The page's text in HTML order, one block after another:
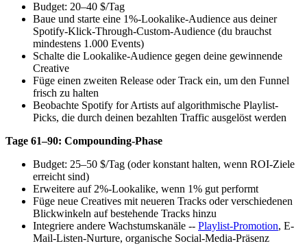
Budget: 20–40 $/Tag
Baue und starte eine 1%-Lookalike-Audience aus deiner
Spotify-Klick-Through-Custom-Audience (du brauchst
mindestens 1.000 Events)
Schalte die Lookalike-Audience gegen deine gewinnende
Creative
Füge einen zweiten Release oder Track ein, um den Funnel
frisch zu halten
Beobachte Spotify for Artists auf algorithmische Playlist-
Picks, die durch deinen bezahlten Traffic ausgelöst werden
Tage 61–90: Compounding-Phase
Budget: 25–50 $/Tag (oder konstant halten, wenn ROI-Ziele
erreicht sind)
Erweitere auf 2%-Lookalike, wenn 1% gut performt
Füge neue Creatives mit neueren Tracks oder verschiedenen
Blickwinkeln auf bestehende Tracks hinzu
Integriere andere Wachstumskanäle -- Playlist-Promotion, E-
Mail-Listen-Nurture, organische Social-Media-Präsenz